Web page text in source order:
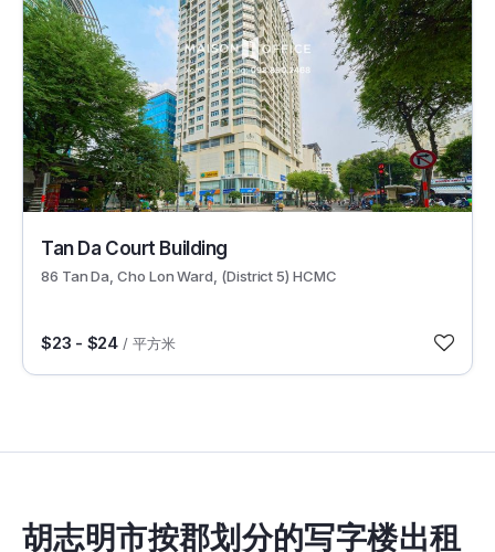
Tan Da Court Building
86 Tan Da, Cho Lon Ward, (District 5) HCMC
$23 - $24/ 平方米
胡志明市按郡划分的写字楼出租